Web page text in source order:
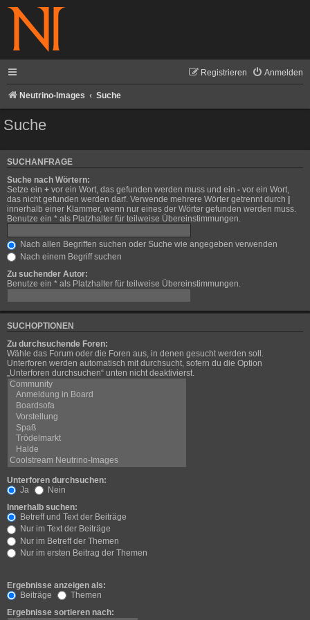
Anmelden
Registrieren
Neutrino-Images Suche
Suche
SUCHANFRAGE
Suche nach Wörtern:
Setze ein + vor ein Wort, das gefunden werden muss und ein - vor ein Wort,
das nicht gefunden werden darf. Verwende mehrere Wörter getrennt durch
innerhalb einer Klammer, wenn nur eines der Wörter gefunden werden muss.
Benutze ein * als Platzhalter für teilweise Übereinstimmungen.
Nach allen Begriffen suchen oder Suche wie angegeben verwenden
Nach einem Begriff suchen
Zu suchender Autor:
Benutze ein * als Platzhalter für teilweise Übereinstimmungen.
SUCHOPTIONEN
Zu durchsuchende Foren:
Wähle das Forum oder die Foren aus, in denen gesucht werden soll.
Unterforen werden automatisch mit durchsucht, sofern du die Option
„Unterforen durchsuchen“ unten nicht deaktivierst.
Unterforen durchsuchen:
Ja
Nein
Innerhalb suchen:
Betreff und Text der Beiträge
Nur im Text der Beiträge
Nur im Betreff der Themen
Nur im ersten Beitrag der Themen
Ergebnisse anzeigen als:
Beiträge
Themen
Ergebnisse sortieren nach: